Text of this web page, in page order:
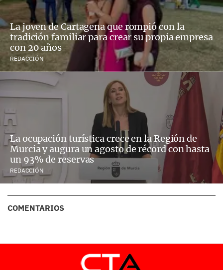
La joven de Cartagena que rompió con la
tradición familiar para crear su propia empresa
con 20 años
REDACCIÓN
La ocupación turística crece en la Región de
Murcia y augura un agosto de récord con hasta
un 93% de reservas
REDACCIÓN
COMENTARIOS